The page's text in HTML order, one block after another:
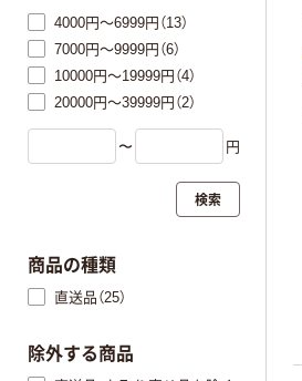
4000円～6999円（13）
7000円～9999円（6）
10000円～19999円（4）
20000円～39999円（2）
〜 円
検索
商品の種類
直送品（25）
除外する商品